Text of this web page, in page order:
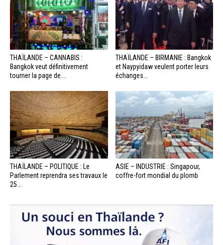
THAÏLANDE – CANNABIS :
Bangkok veut définitivement
tourner la page de...
THAÏLANDE – BIRMANIE : Bangkok
et Naypyidaw veulent porter leurs
échanges...
THAÏLANDE – POLITIQUE : Le
Parlement reprendra ses travaux le
25...
ASIE – INDUSTRIE : Singapour,
coffre-fort mondial du plomb